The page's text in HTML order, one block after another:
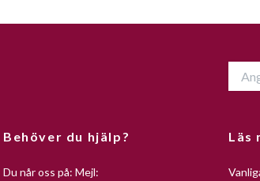
Behöver du hjälp?
Du når oss på: Mejl:
Läs